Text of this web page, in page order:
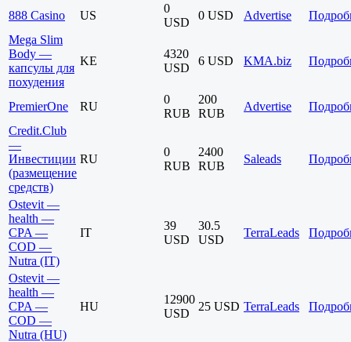
888 Casino US
0
USD
0 USD Advertise
Mega Slim
Body —
капсулы для
похудения
KE
4320
USD
6 USD KMA.biz
PremierOne RU
0
RUB
200
RUB
Advertise
Credit.Club
—
Инвестиции
(размещение
средств)
RU
0
RUB
2400
RUB
Saleads
Ostevit —
health —
CPA —
COD —
Nutra (IT)
IT
39
USD
30.5
USD
TerraLeads
Ostevit —
health —
CPA —
COD —
Nutra (HU)
HU
12900
USD
25 USD TerraLeads